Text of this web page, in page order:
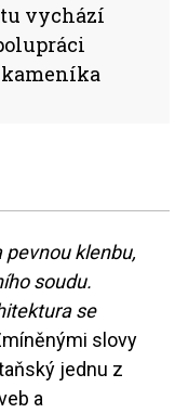
vychází
kameníka
pevnou klenbu,
soudu.
se
slovy
jednu z
a